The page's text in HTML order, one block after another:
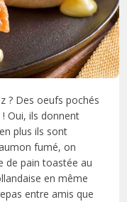
? Des oeufs pochés
Oui, ils donnent
plus ils sont
fumé, on
de pain toastée au
en même
entre amis que